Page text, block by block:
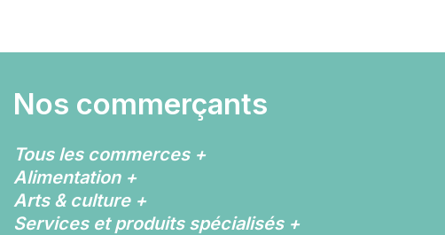
Nos commerçants
Tous les commerces +
Alimentation +
Arts & culture +
Services et produits spécialisés +